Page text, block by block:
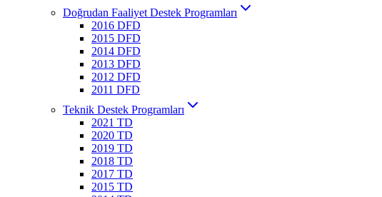
Doğrudan Faaliyet Destek Programları
2016 DFD
2015 DFD
2014 DFD
2013 DFD
2012 DFD
2011 DFD
Teknik Destek Programları
2021 TD
2020 TD
2019 TD
2018 TD
2017 TD
2015 TD